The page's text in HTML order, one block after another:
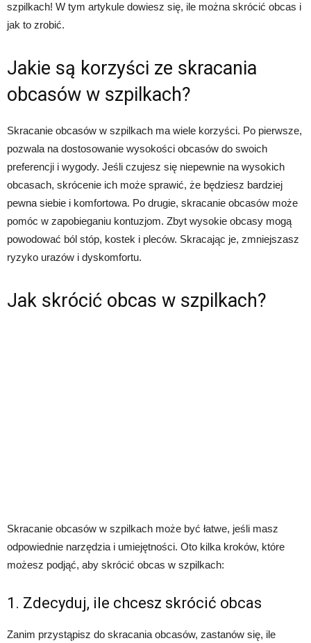
szpilkach! W tym artykule dowiesz się, ile można skrócić obcas i
jak to zrobić.
Jakie są korzyści ze skracania
obcasów w szpilkach?
Skracanie obcasów w szpilkach ma wiele korzyści. Po pierwsze,
pozwala na dostosowanie wysokości obcasów do swoich
preferencji i wygody. Jeśli czujesz się niepewnie na wysokich
obcasach, skrócenie ich może sprawić, że będziesz bardziej
pewna siebie i komfortowa. Po drugie, skracanie obcasów może
pomóc w zapobieganiu kontuzjom. Zbyt wysokie obcasy mogą
powodować ból stóp, kostek i pleców. Skracając je, zmniejszasz
ryzyko urazów i dyskomfortu.
Jak skrócić obcas w szpilkach?
Skracanie obcasów w szpilkach może być łatwe, jeśli masz
odpowiednie narzędzia i umiejętności. Oto kilka kroków, które
możesz podjąć, aby skrócić obcas w szpilkach:
1. Zdecyduj, ile chcesz skrócić obcas
Zanim przystąpisz do skracania obcasów, zastanów się, ile